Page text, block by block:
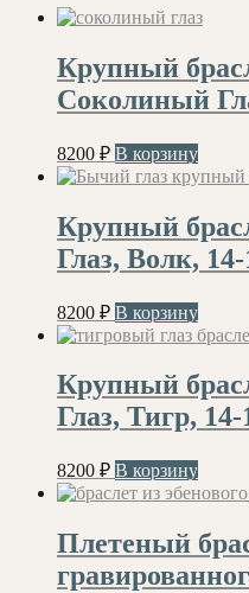
Крупный
Соколиный
8200 ₽ В корзину
Крупный
Глаз, Волк,
8200 ₽ В корзину
Крупный
Глаз, Тигр,
8200 ₽ В корзину
Плетеный